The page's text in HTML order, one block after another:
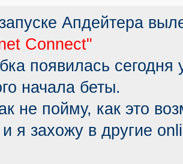
Апдейтера
Connect"
появилась сегодня
начала беты.
не пойму, как это
и я захожу в другие